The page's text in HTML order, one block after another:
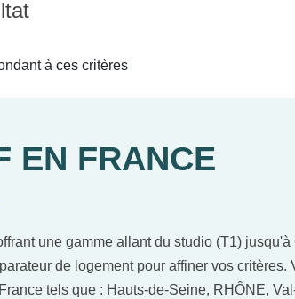
à ces critères
EN FRANCE
une gamme allant du studio (T1) jusqu'à
de logement pour affiner vos critères.
tels que : Hauts-de-Seine, RHÔNE,